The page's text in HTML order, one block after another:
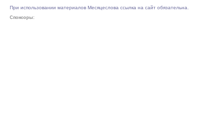
При использовании материалов Месяцеслова ссылка на сайт обязательна.
Спонсоры: